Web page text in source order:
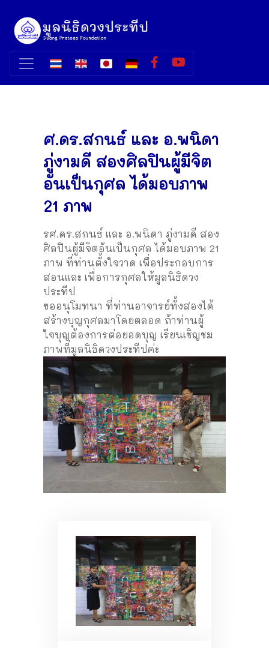
ศ.ดร.สกนธ์ และ อ.พนิดา
ภู่งามดี สองศิลปินผู้มีจิต
อันเป็นกุศล ได้มอบภาพ
21 ภาพ
รศ.ดร.สกนธ์ และ อ.พนิดา ภู่งามดี สอง
ศิลปินผู้มีจิตอันเป็นกุศล ได้มอบภาพ 21
ภาพ ที่ท่านตั้งใจวาด เพื่อประกอบการ
สอนและ เพื่อการกุศลให้มูลนิธิดวง
ประทีป
ขออนุโมทนา ที่ท่านอาจารย์ทั้งสองได้
สร้างบุญกุศลมาโดยตลอด ถ้าท่านผู้
ใจบุญต้องการต่อยอดบุญ เรียนเชิญชม
ภาพที่มูลนิธิดวงประทีปค่ะ